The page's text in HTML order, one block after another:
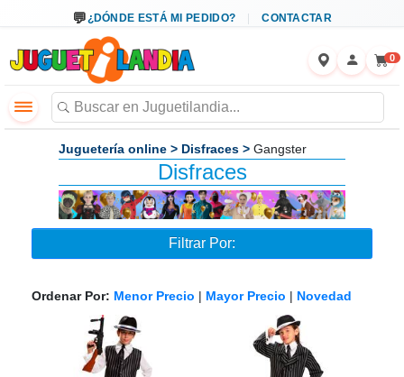
¿DÓNDE ESTÁ MI PEDIDO? CONTACTAR
0
Juguetería online > Disfraces > Gangster
Disfraces
Filtrar Por:
Ordenar Por: Menor Precio | Mayor Precio | Novedad